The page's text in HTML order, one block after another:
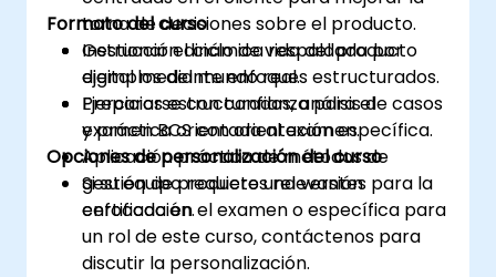
toma de decisiones sobre el producto.
Gestionar el ciclo de vida del producto
digital mediante enfoques estructurados.
Prepararse con confianza para el
examen BCS con orientación específica.
Formato del curso
Instrucción dinámica respaldada por
ejemplos del mundo real.
Ejercicios estructurados, análisis de casos
y práctica orientada al examen.
Aplicación práctica de métodos de
gestión de productos relevantes para la
certificación.
Opciones de personalización del curso
Si su equipo requiere una versión
enfocada en el examen o específica para
un rol de este curso, contáctenos para
discutir la personalización.